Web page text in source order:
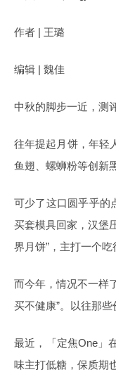
作者 | 王璐
编辑 | 魏佳
中秋的脚步一近，测
往年提起月饼，年轻
鱼翅、螺蛳粉等创新
可少了这口圆乎乎的
买套模具回家，汉堡
界月饼”，主打一个吃
而今年，情况不一样
买不健康”。以往那
最近，「定焦One」
味主打低糖，保质期